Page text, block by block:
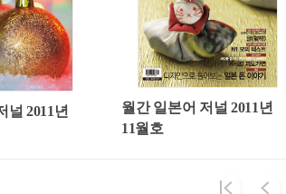
널 2011년
월간 일본어 저널 2011년
11월호